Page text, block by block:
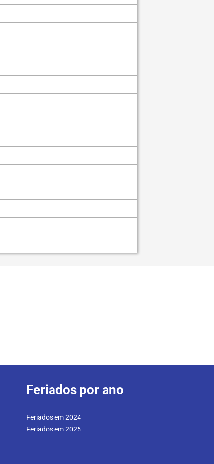
Feriados por ano
Feriados em 2024
Feriados em 2025